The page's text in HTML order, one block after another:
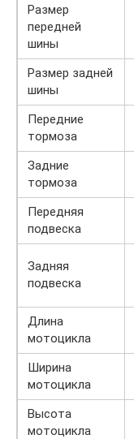
Размер
передней
шины
Размер задней
шины
Передние
тормоза
Задние
тормоза
Передняя
подвеска
Задняя
подвеска
Длина
мотоцикла
Ширина
мотоцикла
Высота
мотоцикла